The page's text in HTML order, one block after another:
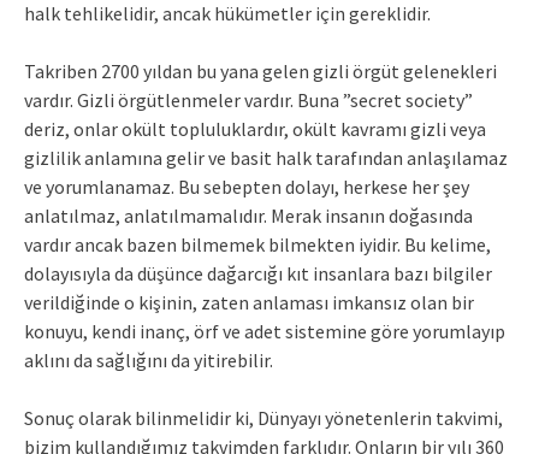
halk tehlikelidir, ancak hükümetler için gereklidir.
Takriben 2700 yıldan bu yana gelen gizli örgüt gelenekleri
vardır. Gizli örgütlenmeler vardır. Buna ”secret society”
deriz, onlar okült topluluklardır, okült kavramı gizli veya
gizlilik anlamına gelir ve basit halk tarafından anlaşılamaz
ve yorumlanamaz. Bu sebepten dolayı, herkese her şey
anlatılmaz, anlatılmamalıdır. Merak insanın doğasında
vardır ancak bazen bilmemek bilmekten iyidir. Bu kelime,
dolayısıyla da düşünce dağarcığı kıt insanlara bazı bilgiler
verildiğinde o kişinin, zaten anlaması imkansız olan bir
konuyu, kendi inanç, örf ve adet sistemine göre yorumlayıp
aklını da sağlığını da yitirebilir.
Sonuç olarak bilinmelidir ki, Dünyayı yönetenlerin takvimi,
bizim kullandığımız takvimden farklıdır. Onların bir yılı 360